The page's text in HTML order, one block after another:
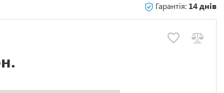
Гарантія: 14 днів